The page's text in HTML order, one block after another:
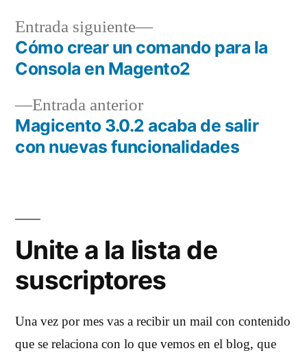
Navegación
entradas
Entrada anteriorEntrada
anterior:
Magicento 3.0.2 acaba de salir
con nuevas funcionalidades
Entrada siguiente
Entrada
siguiente:
Cómo crear un comando para la
Consola en Magento2
Unite a la lista de
suscriptores
Una vez por mes vas a recibir un mail con contenido
que se relaciona con lo que vemos en el blog, que